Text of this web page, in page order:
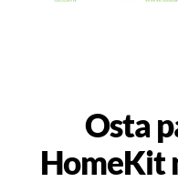
Osta
HomeKit